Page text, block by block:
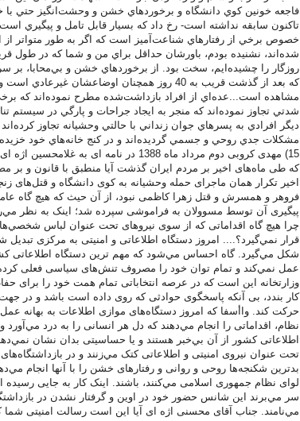
فاجعه خونين كوي دانشگاه و برخوردهاي خشن و وحشت‌انگيز حتي با
تاكنون سابقه نداشته است- رخ داد كه بسيار قابل تامل و پيگيري
خصوص برخي از رفتارهاي شناعت‌آميز است كه اگر به طور متواتر از
شده‌اند، نشنيده بودم، باورشان حداقل براي من و شما كه در طول
روزگار را چشيده‌ايم، سخت بود. از برخوردهاي خشن و بي‌محابا، بر
كه بعد از گذشت قريب به 40 روز همچنان اوضاعشان
مشاهده است...عده‌اي از افراد بازداشت‌شده مطرح نموده‌اند كه برخي
شدتي تجاوز نموده‌اند كه منجر به ايجاد جراحات و پارگي در سيستم
ديگر افرادي به پسرهاي جوان زنداني با حالتي وحشيانه تجاوز
مشكلات جدي روحي و جسمي گرديده‌اند و در كنج خانه‌هاي خود
15) مهدی كروبی دوم مرداد ماه 1388 در نامه
که طی ماه‌های اخیر بر مردم ایران گذشت آیا منطبق با قانون و بر
اخیر تکرار همان ماجرای حمله وحشیانه به کوی دانشگاه و قتل‌‌های
فروهر و همسرش و قتل زهرا کاظمی نبود، از آن حیث که هیچ گاه
پیگیری آن توسط مسوولان به فراموشی سپرده شد؛ اینک به نظر
چرا هیچ گاه اقداماتی که از سوی نیرو‌های تحت عنوان لباس
قرار نمي‌گیرد؟.... امروز دستگاه اطلاعاتی و امنیتی به مرکزی تبدیل
شکل مي‌گیرد. گاه احساس مي‌شود که مهم ترین دستگاه اطلاعاتی
عمل نمي‌کند و تمام توان خود را مصروف تنش‌‌های سیاسی فعلی کرده
وزارتخانه این است که در عرصه انتخاباتی تمام همت خود را برای
کار بندد، بی آنکه پاسخگوی حوادثی که روی داده است باشد و در
حرکت کند. واأسفا که امروز دستگاه‌های موازی اطلاعات به بهانه
نظام، اقداماتی را انجام مي‌دهند که دل هر انسانی را به درد
اطلاعاتی کشور از آن بي‌خبر هستند و یا حساسیتی بدان نشان
تحت عنوان نیروی امنیتی و اطلاعاتی کتک مي‌زنند و در
بدترین شکنجه‌ها روحی و روانی و رفتار‌های خشن را با آنها انجام
لوای نظام جمهوری اسلامی مي‌کنند، باشند. اینک کار به جایی
سر مي‌برند این شانس حضور خود در اوین و گرفتار نشدن در
مي‌نامند. جناب آقای محسنی اژ‌ه ای آیا این است رسالت امنیتی شما که